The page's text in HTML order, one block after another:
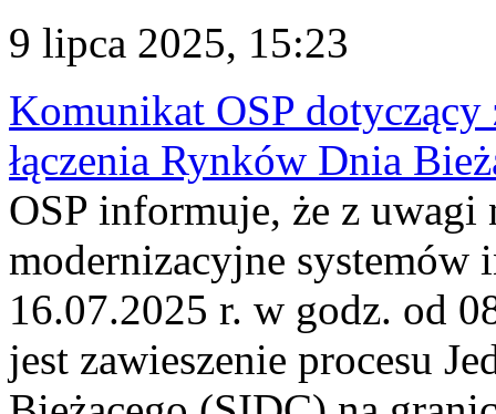
9 lipca 2025, 15:23
Komunikat OSP dotyczący
łączenia Rynków Dnia
OSP informuje, że z uwagi
modernizacyjne
16.07.2025 r. w godz. od
jest zawieszenie procesu